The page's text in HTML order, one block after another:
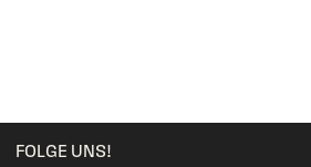
FOLGE UNS!